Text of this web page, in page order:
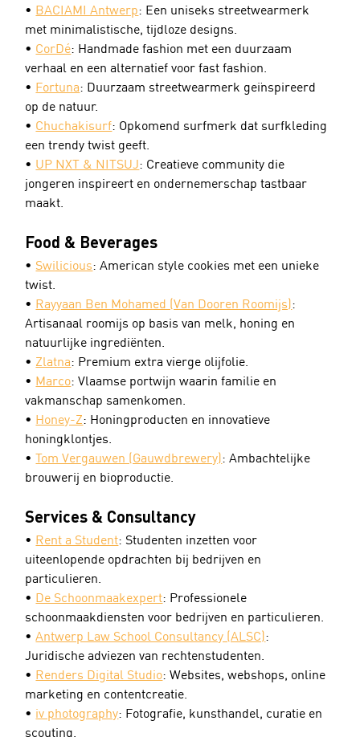
• BACIAMI Antwerp: Een uniseks streetwearmerk
met minimalistische, tijdloze designs.
• CorDé: Handmade fashion met een duurzaam
verhaal en een alternatief voor fast fashion.
• Fortuna: Duurzaam streetwearmerk geïnspireerd
op de natuur.
• Chuchakisurf: Opkomend surfmerk dat surfkleding
een trendy twist geeft.
• UP NXT & NITSUJ: Creatieve community die
jongeren inspireert en ondernemerschap tastbaar
maakt.
Food & Beverages
• Swilicious: American style cookies met een unieke
twist.
• Rayyaan Ben Mohamed (Van Dooren Roomijs):
Artisanaal roomijs op basis van melk, honing en
natuurlijke ingrediënten.
• Zlatna: Premium extra vierge olijfolie.
• Marco: Vlaamse portwijn waarin familie en
vakmanschap samenkomen.
• Honey-Z: Honingproducten en innovatieve
honingklontjes.
• Tom Vergauwen (Gauwdbrewery): Ambachtelijke
brouwerij en bioproductie.
Services & Consultancy
• Rent a Student: Studenten inzetten voor
uiteenlopende opdrachten bij bedrijven en
particulieren.
• De Schoonmaakexpert: Professionele
schoonmaakdiensten voor bedrijven en particulieren.
• Antwerp Law School Consultancy (ALSC):
Juridische adviezen van rechtenstudenten.
• Renders Digital Studio: Websites, webshops, online
marketing en contentcreatie.
• iv photography: Fotografie, kunsthandel, curatie en
scouting.